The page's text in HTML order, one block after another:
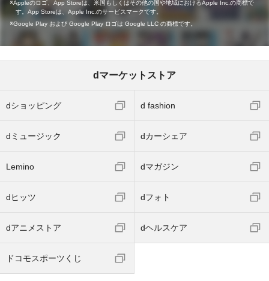
Appleのロゴ、App Storeは、米国もしくはその他の国や地域におけるApple Inc.の商標で
す。App Storeは、Apple Inc.のサービスマークです。
Google Play および Google Play ロゴは Google LLC の商標です。
dマーケットストア
dショッピング d fashion
dミュージック dカーシェア
Lemino dマガジン
dヒッツ dフォト
dアニメストア dヘルスケア
ドコモスポーツくじ